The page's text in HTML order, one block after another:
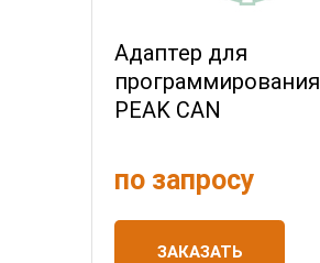
Адаптер для
программирования
PEAK CAN
по запросу
ЗАКАЗАТЬ